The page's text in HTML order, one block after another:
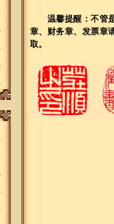
温馨提醒：不管是
章、财务章、发票章
取。